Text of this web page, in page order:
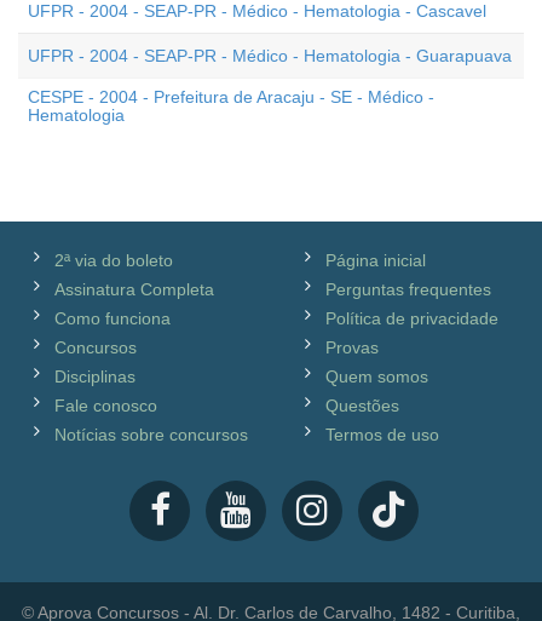
UFPR - 2004 - SEAP-PR - Médico - Hematologia - Cascavel
UFPR - 2004 - SEAP-PR - Médico - Hematologia - Guarapuava
CESPE - 2004 - Prefeitura de Aracaju - SE - Médico -
Hematologia
2ª via do boleto
Assinatura Completa
Como funciona
Concursos
Disciplinas
Fale conosco
Notícias sobre concursos
Página inicial
Perguntas frequentes
Política de privacidade
Provas
Quem somos
Questões
Termos de uso
© Aprova Concursos - Al. Dr. Carlos de Carvalho, 1482 - Curitiba,